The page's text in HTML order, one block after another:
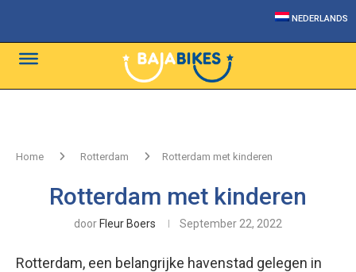
NEDERLANDS
Home Rotterdam Rotterdam met kinderen
Rotterdam met kinderen
door Fleur Boers September 22, 2022
Rotterdam, een belangrijke havenstad gelegen in